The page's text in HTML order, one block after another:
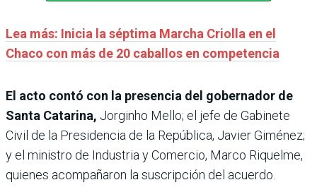
Lea más: Inicia la séptima Marcha Criolla en el
Chaco con más de 20 caballos en competencia
El acto contó con la presencia del gobernador de
Santa Catarina, Jorginho Mello; el jefe de Gabinete
Civil de la Presidencia de la República, Javier Giménez;
y el ministro de Industria y Comercio, Marco Riquelme,
quienes acompañaron la suscripción del acuerdo.